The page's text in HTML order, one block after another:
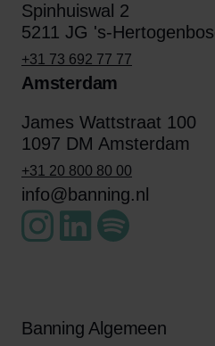
Spinhuiswal 2
5211 JG 's-
+31 73 692 77 77
Amsterdam
James Wattstraat 100
1097 DM Amsterdam
+31 20 800 80 00
info@banning.nl
Banning Algemeen